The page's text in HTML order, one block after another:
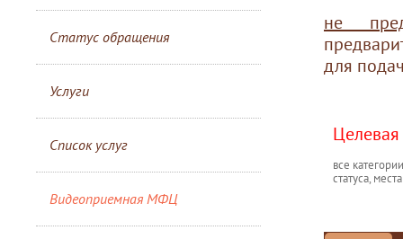
Статус обращения
Услуги
Список услуг
Видеоприемная МФЦ
не
для
все
статуса,